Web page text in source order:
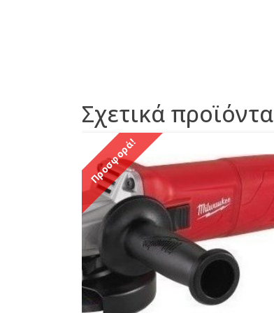
Σχετικά προϊόντα
Προσφορά!